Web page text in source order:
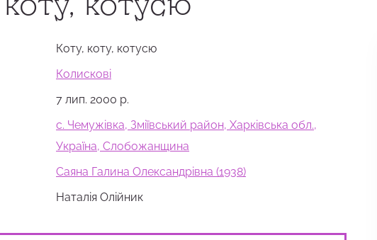
Коту, коту, котусю
Колискові
7 лип. 2000 р.
с. Чемужівка, Зміївський район, Харківська обл.,
Україна, Слобожанщина
Саяна Галина Олександрівна (1938)
Наталія Олійник